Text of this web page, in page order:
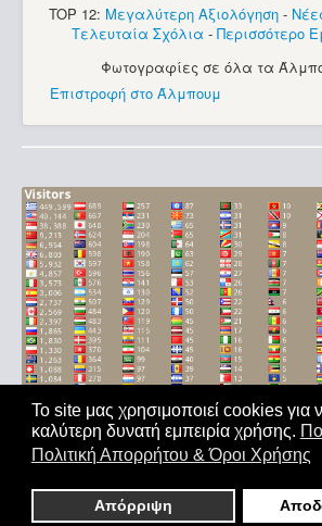
Το site μας χρησιμοποιεί cookies για
καλύτερη δυνατή εμπειρία χρήσης.
Πολιτική Απορρήτου & Όροι Χρήσης
Απόρριψη
TOP 12: Μεγαλύτερη Αξιολόγηση -
Τελευταία Σχόλια - Περισσότερο
Φωτογραφίες σε όλα τα
Επιστροφή στο Άλμπουμ
Αρχική|'Οροι Χρήσης|Επικοινωνία
παντός δικαιώματος